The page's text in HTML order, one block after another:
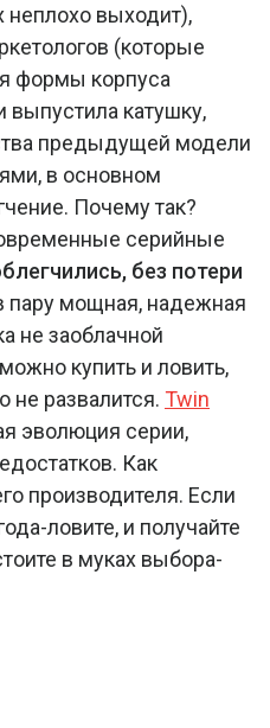
неплохо выходит),
(которые
формы корпуса
катушку,
предыдущей модели
в основном
Почему так?
серийные
без потери
пару мощная, надежная
не заоблачной
купить и ловить,
не развалится. Twin
эволюция серии,
Как
производителя. Если
ловите, и получайте
в муках выбора-